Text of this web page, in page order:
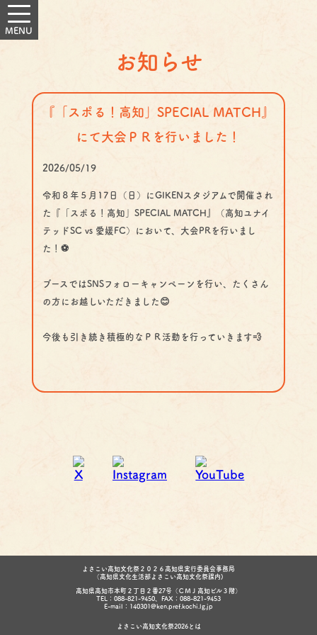
お知らせ
『「スポる！高知」SPECIAL MATCH』
にて大会ＰＲを行いました！
2026/05/19
令和８年５月17日（日）にGIKENスタジアムで開催され
た『「スポる！高知」SPECIAL MATCH』（高知ユナイ
テッドSC vs 愛媛FC）において、大会PRを行いまし
た！⚽
ブースではSNSフォローキャンペーンを行い、たくさん
の方にお越しいただきました😊
今後も引き続き積極的なＰＲ活動を行っていきます💨
よさこい高知文化祭２０２６高知県実行委員会事務局
（高知県文化生活部よさこい高知文化祭課内)
高知県高知市本町２丁目２番27号（ＣＭＪ高知ビル３階）
TEL：088-821-9450、FAX：088-821-9453
E-mail：140301@ken.pref.kochi.lg.jp
よさこい高知文化祭2026とは